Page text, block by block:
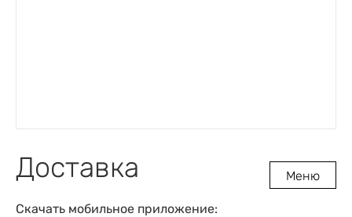
Доставка Меню
Скачать мобильное приложение: